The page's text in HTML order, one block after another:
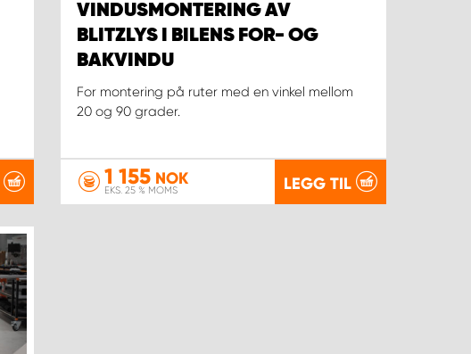
VINDUSMONTERING AV
BLITZLYS I BILENS FOR- OG
BAKVINDU
For montering på ruter med en vinkel mellom
20 og 90 grader.
1 155 NOK
EKS. 25 % MOMS LEGG TIL